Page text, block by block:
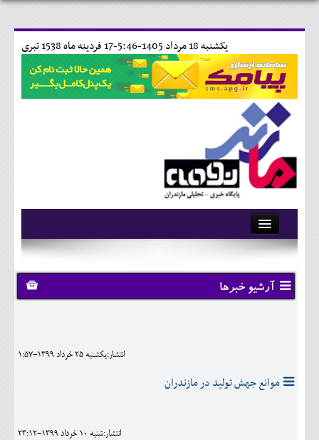
17 فردينه ماه 1538 تبری يکشنبه 18 مرداد 1405-5:46-
آرشیو
تماس با ما
وبلاگ
کلینیک
آرشیو خبرها
انتشار:يکشنبه 25 خرداد 1399-1:57
موانع جهش تولید در مازندران
انتشار:شنبه 10 خرداد 1399-23:12